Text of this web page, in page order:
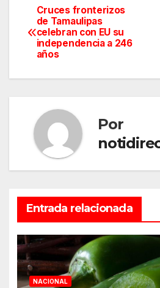
Navegación
de
Cruces fronterizos
de Tamaulipas
celebran con EU su
independencia a 246
años
Por
Entrada relacionada
NACIONAL